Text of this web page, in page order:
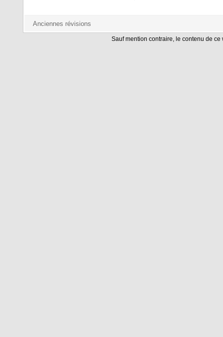
Sauf mention contraire, le contenu de